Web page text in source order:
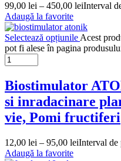
99,00 lei – 450,00 leiInterval
Adaugă la favorite
Selectează opțiunile Acest
pot fi alese în pagina
Biostimulator
si inradacinare
vie, Pomi fructiferi
12,00 lei – 95,00 leiInterval de
Adaugă la favorite